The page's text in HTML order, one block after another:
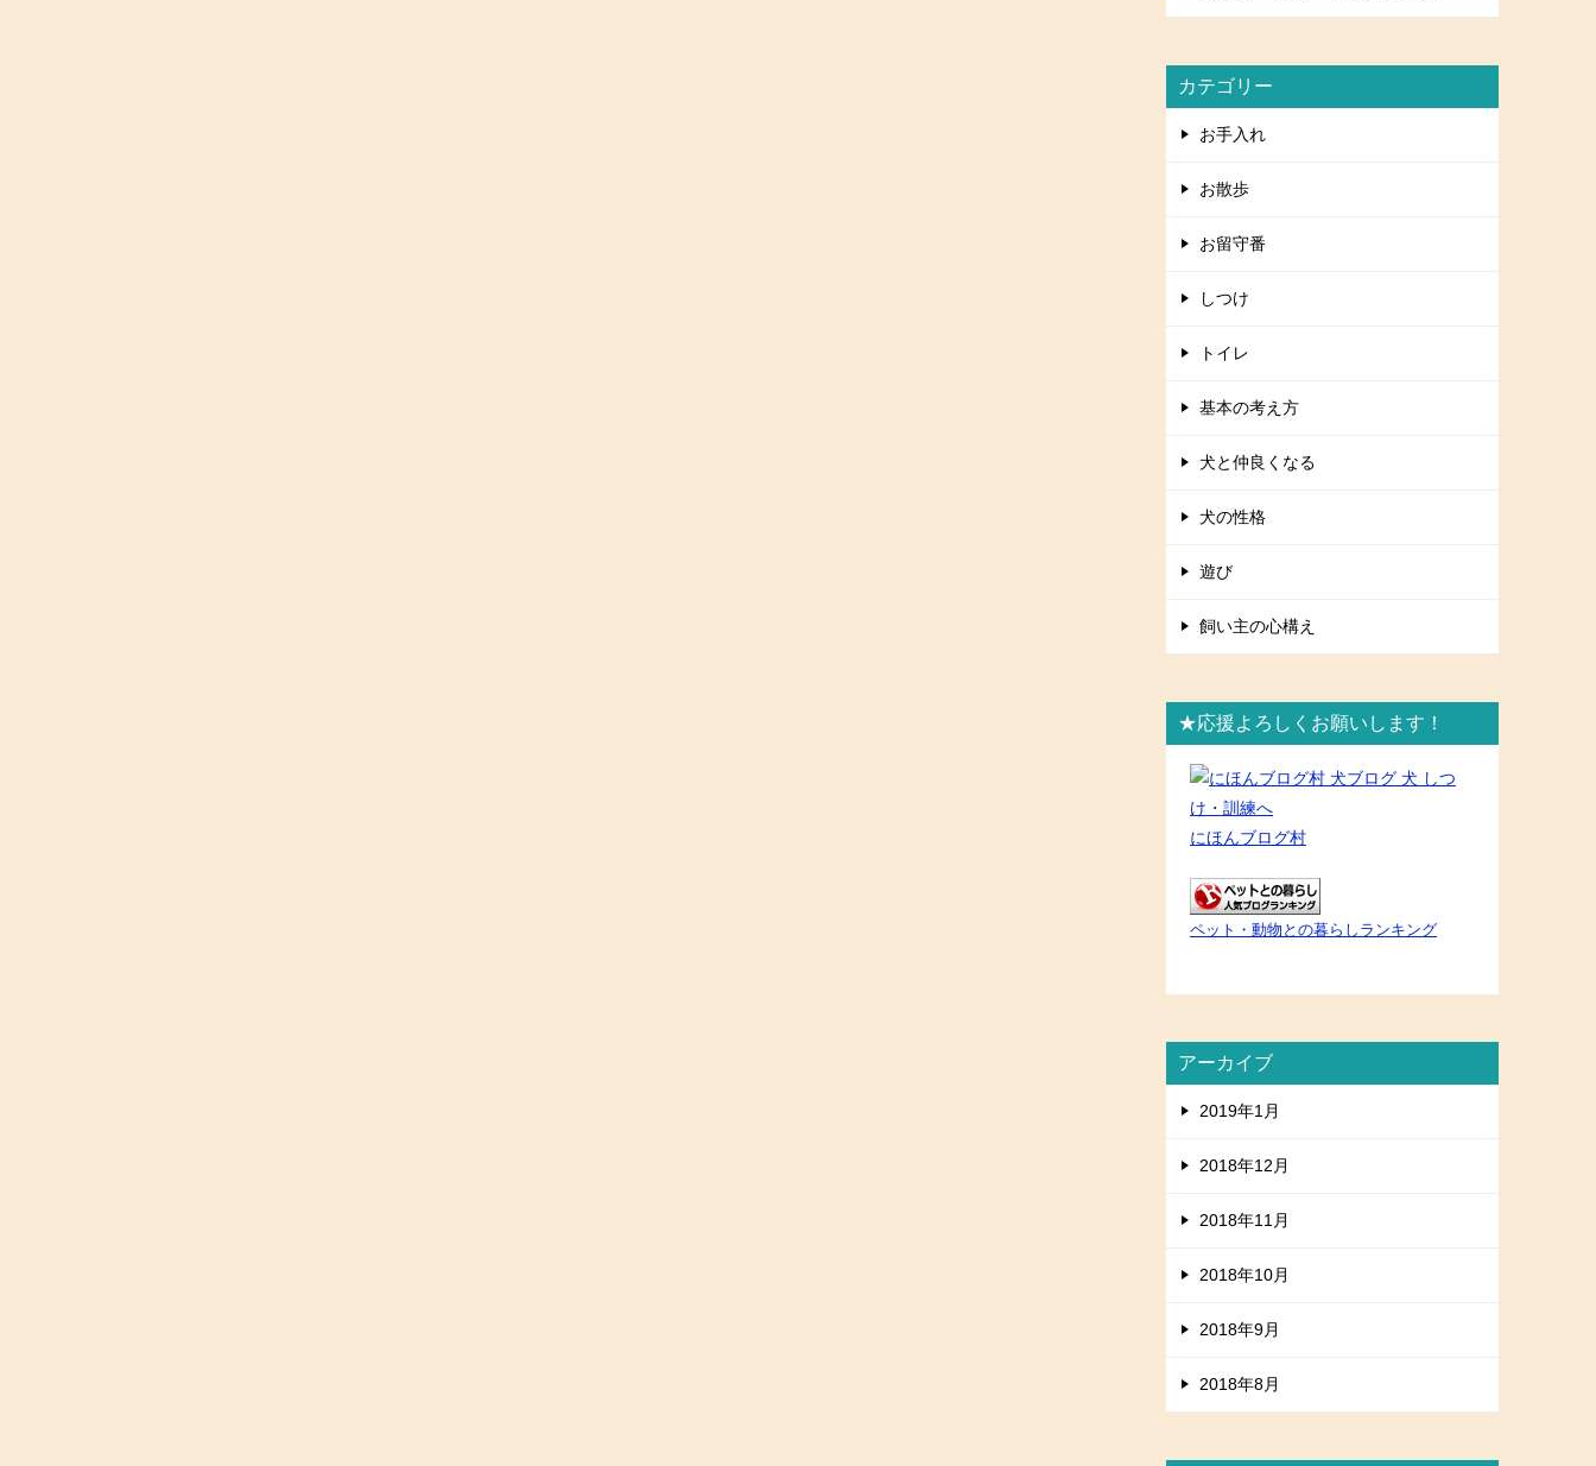
カテゴリー
お手入れ
お散歩
お留守番
しつけ
トイレ
基本の考え方
犬と仲良くなる
犬の性格
遊び
飼い主の心構え
★応援よろしくお願いします！
にほんブログ村
ペット・動物との暮らしランキング
アーカイブ
2019年1月
2018年12月
2018年11月
2018年10月
2018年9月
2018年8月